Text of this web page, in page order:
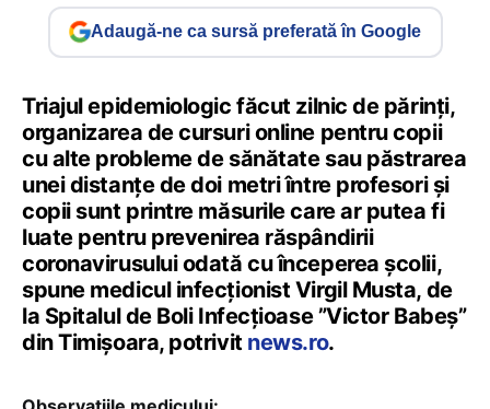
Adaugă-ne ca sursă preferată în Google
Triajul epidemiologic făcut zilnic de părinţi,
organizarea de cursuri online pentru copii
cu alte probleme de sănătate sau păstrarea
unei distanțe de doi metri între profesori şi
copii sunt printre măsurile care ar putea fi
luate pentru prevenirea răspândirii
coronavirusului odată cu începerea școlii,
spune medicul infecționist Virgil Musta, de
la Spitalul de Boli Infecţioase ”Victor Babeş”
din Timişoara, potrivit news.ro.